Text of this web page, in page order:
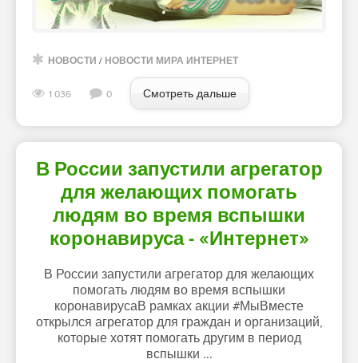
НОВОСТИ / НОВОСТИ МИРА ИНТЕРНЕТ
1 036 0 Смотреть дальше
В России запустили агрегатор
для желающих помогать
людям во время вспышки
коронавируса - «Интернет»
В России запустили агрегатор для желающих
помогать людям во время вспышки
коронавирусаВ рамках акции #МыВместе
открылся агрегатор для граждан и организаций,
которые хотят помогать другим в период
вспышки ...